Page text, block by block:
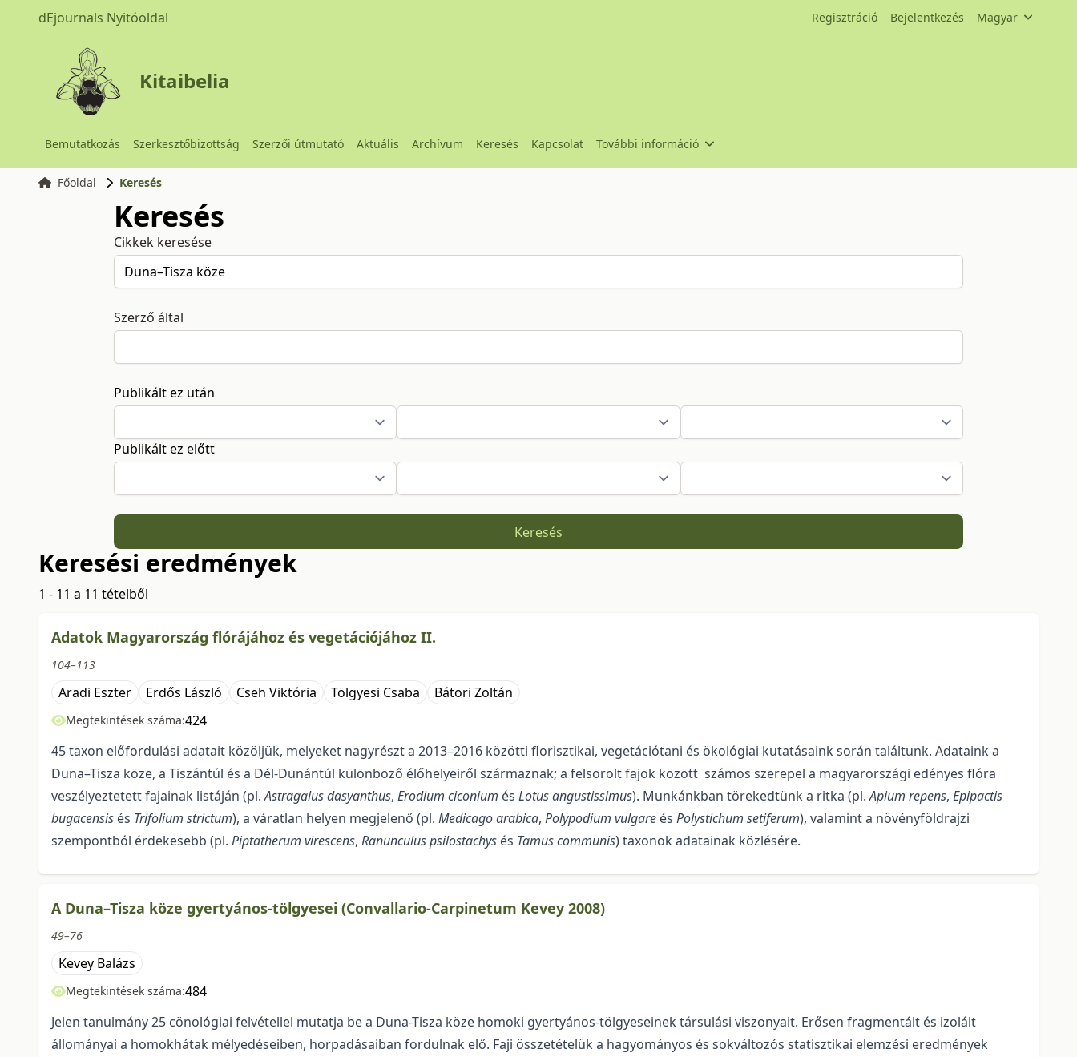
dEjournals Nyitóoldal Regisztráció Bejelentkezés Magyar
Kitaibelia
Bemutatkozás Szerkesztőbizottság Szerzői útmutató Aktuális Archívum Keresés Kapcsolat További információ
Főoldal Keresés
Keresés
Cikkek keresése
Szerző által
Publikált ez után
Publikált ez előtt
Keresés
Keresési eredmények
1 - 11 a 11 tételből
Adatok Magyarország flórájához és vegetációjához II.
104–113
Aradi Eszter Erdős László Cseh Viktória Tölgyesi Csaba Bátori Zoltán
Megtekintések száma:424
45 taxon előfordulási adatait közöljük, melyeket nagyrészt a 2013–2016 közötti florisztikai, vegetációtani és ökológiai kutatásaink során találtunk. Adataink a
Duna–Tisza köze, a Tiszántúl és a Dél-Dunántúl különböző élőhelyeiről származnak; a felsorolt fajok között számos szerepel a magyarországi edényes flóra
veszélyeztetett fajainak listáján (pl.Astragalus dasyanthus, Erodium ciconium és Lotus angustissimus). Munkánkban törekedtünk a ritka (pl.Apium repens, Epipactis
bugacensis és Trifolium strictum), a váratlan helyen megjelenő (pl. Medicago arabica, Polypodium vulgare és Polystichum setiferum), valamint a növényföldrajzi
szempontból érdekesebb (pl. Piptatherum virescens, Ranunculus psilostachys és Tamus communis) taxonok adatainak közlésére.
A Duna–Tisza köze gyertyános-tölgyesei (Convallario-Carpinetum Kevey 2008)
49–76
Kevey Balázs
Megtekintések száma:484
Jelen tanulmány 25 cönológiai felvétellel mutatja be a Duna-Tisza köze homoki gyer­tyános-tölgyeseinek társulási viszonyait. Erősen fragmentált és izolált
állományai a homokhátak mé­lyedéseiben, horpadásaiban fordulnak elő. Faji összetételük a hagyományos és sokváltozós statisztikai elemzési eredmények